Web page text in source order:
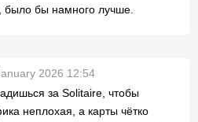
бы намного лучше.
2026 12:54
за Solitaire, чтобы
неплохая, а карты чётко